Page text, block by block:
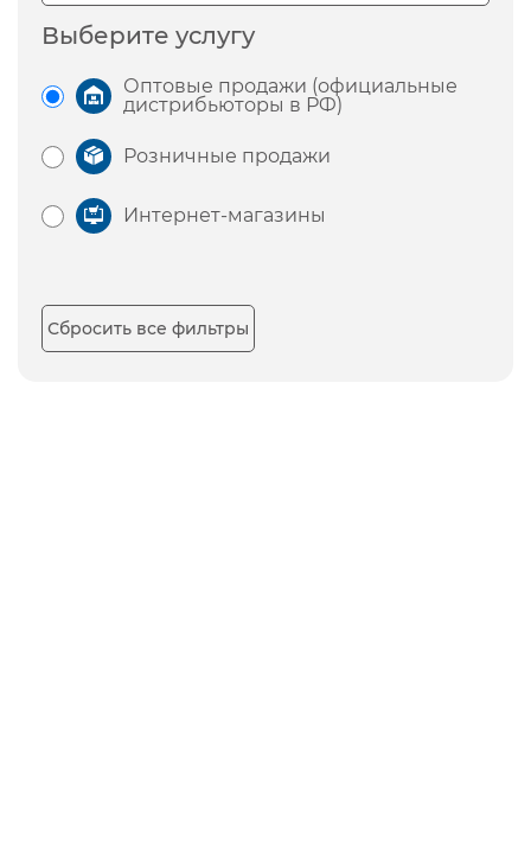
Выберите услугу
Оптовые продажи (официальные
дистрибьюторы в РФ)
Розничные продажи
Интернет-магазины
Сбросить все фильтры